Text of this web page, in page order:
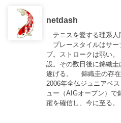
netdash
テニスを愛する理系人
プレースタイルはサー
ブ。ストロークは弱い
設。その数日後に錦織
遂げる。 錦織圭の存在
2006年全仏ジュニアベ
ュー（AIGオープン）で
躍を確信し、今に至る。